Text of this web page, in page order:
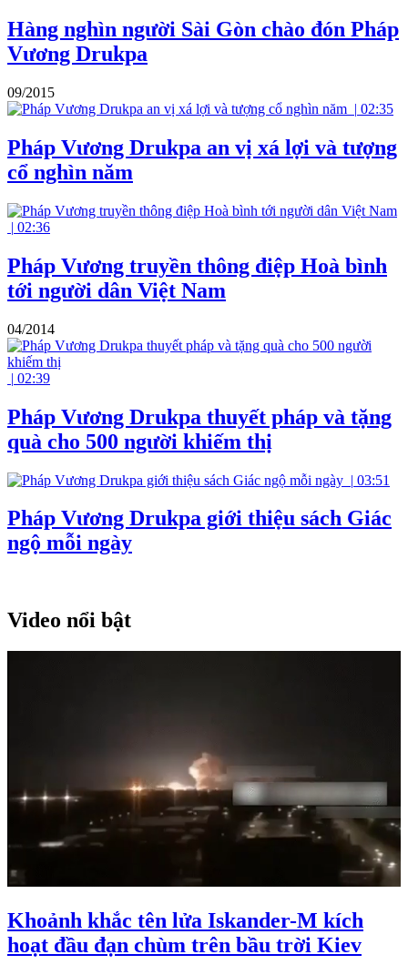
Hàng nghìn người Sài Gòn chào đón Pháp
Vương Drukpa
09/2015
| 02:35
Pháp Vương Drukpa an vị xá lợi và tượng
cổ nghìn năm
| 02:36
Pháp Vương truyền thông điệp Hoà bình
tới người dân Việt Nam
04/2014
| 02:39
Pháp Vương Drukpa thuyết pháp và tặng
quà cho 500 người khiếm thị
| 03:51
Pháp Vương Drukpa giới thiệu sách Giác
ngộ mỗi ngày
Video nổi bật
Khoảnh khắc tên lửa Iskander-M kích
hoạt đầu đạn chùm trên bầu trời Kiev